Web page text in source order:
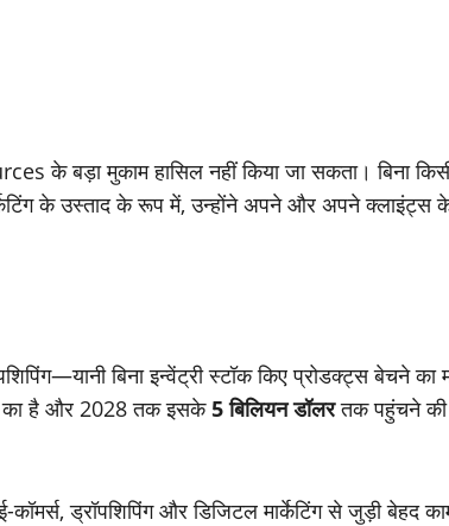
के बड़ा मुकाम हासिल नहीं किया जा सकता।
के उस्ताद के रूप में, उन्होंने अपने और अपने क्लाइंट्स
बिना इन्वेंट्री स्टॉक किए प्रोडक्ट्स
है और 2028 तक इसके5 बिलियन डॉलरतक पहुंचने की
ड्रॉपशिपिंग और डिजिटल मार्केटिंग से जुड़ी बेहद